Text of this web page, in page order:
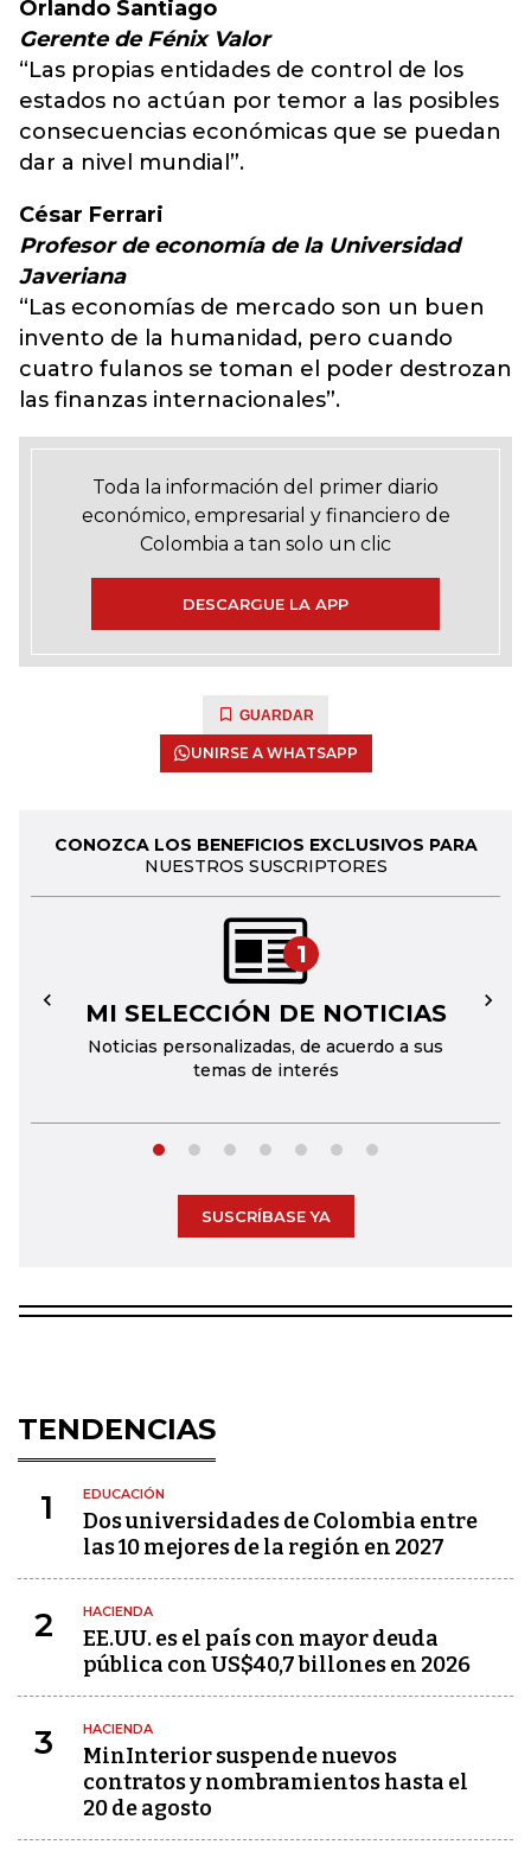
Orlando Santiago
Gerente de Fénix Valor
“Las propias entidades de control de los
estados no actúan por temor a las posibles
consecuencias económicas que se puedan
dar a nivel mundial”.
César Ferrari
Profesor de economía de la Universidad
Javeriana
“Las economías de mercado son un buen
invento de la humanidad, pero cuando
cuatro fulanos se toman el poder destrozan
las finanzas internacionales”.
Toda la información del primer diario
económico, empresarial y financiero de
Colombia a tan solo un clic
DESCARGUE LA APP
GUARDAR
UNIRSE A WHATSAPP
CONOZCA LOS BENEFICIOS EXCLUSIVOS PARA
NUESTROS SUSCRIPTORES
1
MI SELECCIÓN DE NOTICIAS
Noticias personalizadas, de acuerdo a sus
temas de interés
← →
SUSCRÍBASE YA
TENDENCIAS
1 EDUCACIÓN
Dos universidades de Colombia entre
las 10 mejores de la región en 2027
2 HACIENDA
EE.UU. es el país con mayor deuda
pública con US$40,7 billones en 2026
3 HACIENDA
MinInterior suspende nuevos
contratos y nombramientos hasta el
20 de agosto